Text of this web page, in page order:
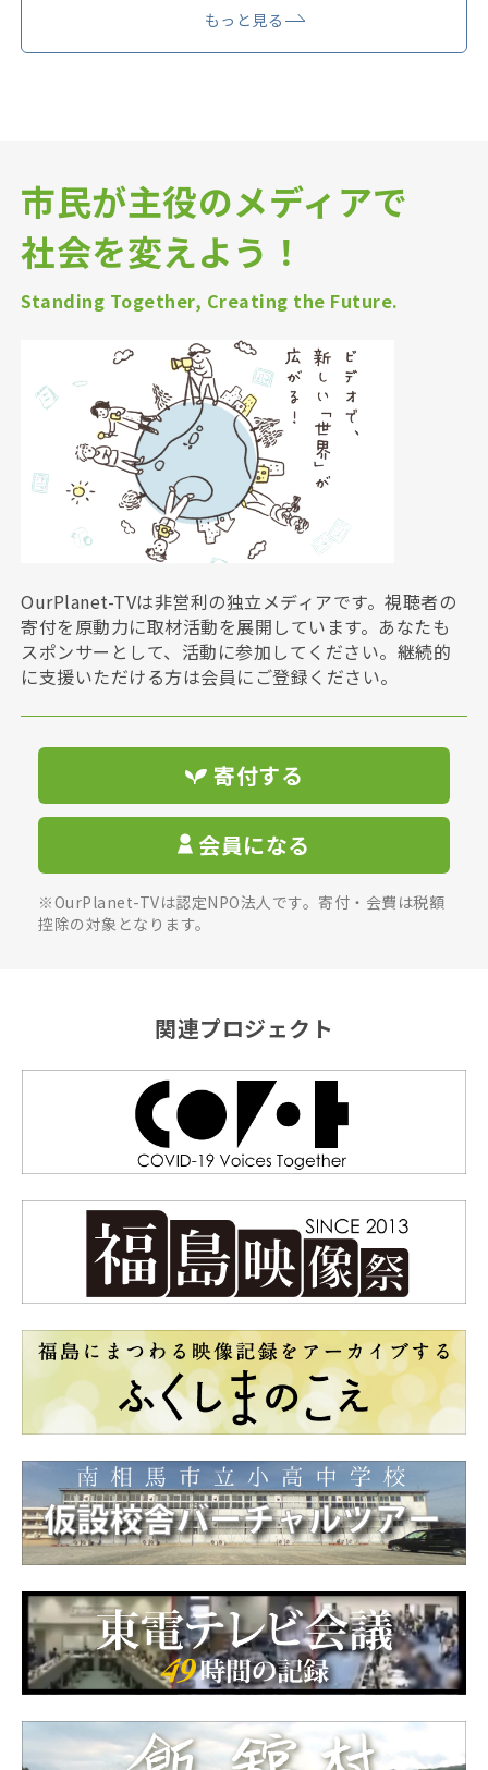
もっと見る
市民が主役のメディアで
社会を変えよう！
Standing Together, Creating the Future.
OurPlanet-TVは非営利の独立メディアです。視聴者の
寄付を原動力に取材活動を展開しています。あなたも
スポンサーとして、活動に参加してください。継続的
に支援いただける方は会員にご登録ください。
寄付する
会員になる
※OurPlanet-TVは認定NPO法人です。寄付・会費は税額
控除の対象となります。
関連プロジェクト